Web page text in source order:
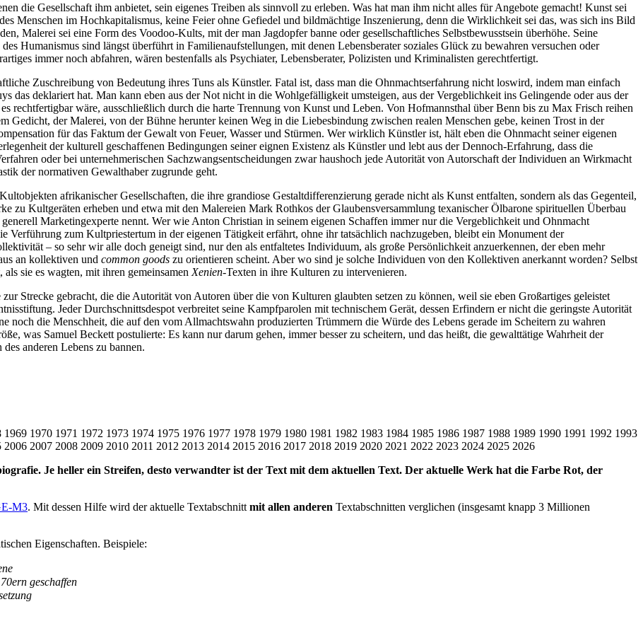
die Gesellschaft ihm anbietet, sein eigenes Treiben als sinnvoll zu erleben. Was hat man ihm nicht alles für Angebote gemacht! Kunst sei
Menschen im Hochkapitalismus, keine Feier ohne Gefiedel und bildmächtige Inszenierung, denn die Wirklichkeit sei das, was sich ins Bild
Malerei sei eine Form des Voodoo-Kults, mit der man Jagdopfer banne oder gesellschaftliches Selbstbewusstsein überhöhe. Seine
Humanismus sind längst überführt in Familienaufstellungen, mit denen Lebensberater soziales Glück zu bewahren versuchen oder
immer noch abfahren, wären bestenfalls als Psychiater, Lebensberater, Polizisten und Kriminalisten gerechtfertigt.
Zuschreibung von Bedeutung ihres Tuns als Künstler. Fatal ist, dass man die Ohnmachtserfahrung nicht loswird, indem man einfach
das deklariert hat. Man kann eben aus der Not nicht in die Wohlgefälligkeit umsteigen, aus der Vergeblichkeit ins Gelingende oder aus der
rechtfertigbar wäre, ausschließlich durch die harte Trennung von Kunst und Leben. Von Hofmannsthal über Benn bis zu Max Frisch reihen
Gedicht, der Malerei, von der Bühne herunter keinen Weg in die Liebesbindung zwischen realen Menschen gebe, keinen Trost in der
für das Faktum der Gewalt von Feuer, Wasser und Stürmen. Wer wirklich Künstler ist, hält eben die Ohnmacht seiner eigenen
der kulturell geschaffenen Bedingungen seiner eignen Existenz als Künstler und lebt aus der Dennoch-Erfahrung, dass die
oder bei unternehmerischen Sachzwangsentscheidungen zwar haushoch jede Autorität von Autorschaft der Individuen an Wirkmacht
der normativen Gewalthaber zugrunde geht.
afrikanischer Gesellschaften, die ihre grandiose Gestaltdifferenzierung gerade nicht als Kunst entfalten, sondern als das Gegenteil,
zu Kultgeräten erheben und etwa mit den Malereien Mark Rothkos der Glaubensversammlung texanischer Ölbarone spirituellen Überbau
Marketingexperte nennt. Wer wie Anton Christian in seinem eigenen Schaffen immer nur die Vergeblichkeit und Ohnmacht
Verführung zum Kultpriestertum in der eigenen Tätigkeit erfährt, ohne ihr tatsächlich nachzugeben, bleibt ein Monument der
– so sehr wir alle doch geneigt sind, nur den als entfaltetes Individuum, als große Persönlichkeit anzuerkennen, der eben mehr
an kollektiven und common goods zu orientieren scheint. Aber wo sind je solche Individuen von den Kollektiven anerkannt worden? Selbst
sie es wagten, mit ihren gemeinsamen Xenien-Texten in ihre Kulturen zu intervenieren.
Strecke gebracht, die die Autorität von Autoren über die von Kulturen glaubten setzen zu können, weil sie eben Großartiges geleistet
Jeder Durchschnittsdespot verbreitet seine Kampfparolen mit technischem Gerät, dessen Erfindern er nicht die geringste Autorität
noch die Menschheit, die auf den vom Allmachtswahn produzierten Trümmern die Würde des Lebens gerade im Scheitern zu wahren
was Samuel Beckett postulierte: Es kann nur darum gehen, immer besser zu scheitern, und das heißt, die gewalttätige Wahrheit der
anderen Lebens zu bannen.
1969 1970 1971 1972 1973 1974 1975 1976 1977 1978 1979 1980 1981 1982 1983 1984 1985 1986 1987 1988 1989 1990 1991 1992 1993
2006 2007 2008 2009 2010 2011 2012 2013 2014 2015 2016 2017 2018 2019 2020 2021 2022 2023 2024 2025 2026
Je heller ein Streifen, desto verwandter ist der Text mit dem aktuellen Text. Der aktuelle Werk hat die Farbe Rot, der
M3. Mit dessen Hilfe wird der aktuelle Textabschnitt mit allen anderen Textabschnitten verglichen (insgesamt knapp 3 Millionen
Eigenschaften. Beispiele:
geschaffen